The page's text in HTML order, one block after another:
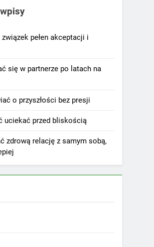
pełen akceptacji i
się w partnerze po latach na
o przyszłości bez presji
uciekać przed bliskością
zdrową relację z samym sobą,